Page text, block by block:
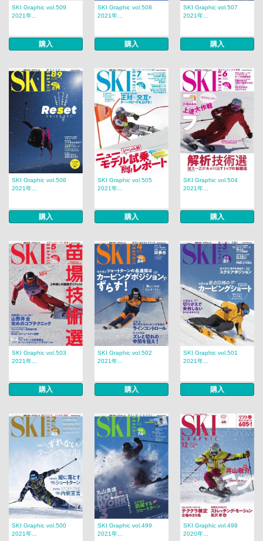
SKI Graphic vol.509
2021年...
購入
SKI Graphic vol.508
2021年...
購入
SKI Graphic vol.507
2021年...
購入
SKI Graphic vol.506
2021年...
購入
SKI Graphic vol.505
2021年...
購入
SKI Graphic vol.504
2021年...
購入
SKI Graphic vol.503
2021年...
購入
SKI Graphic vol.502
2021年...
購入
SKI Graphic vol.501
2021年...
購入
SKI Graphic vol.500
2021年...
SKI Graphic vol.499
2021年...
SKI Graphic vol.498
2020年...